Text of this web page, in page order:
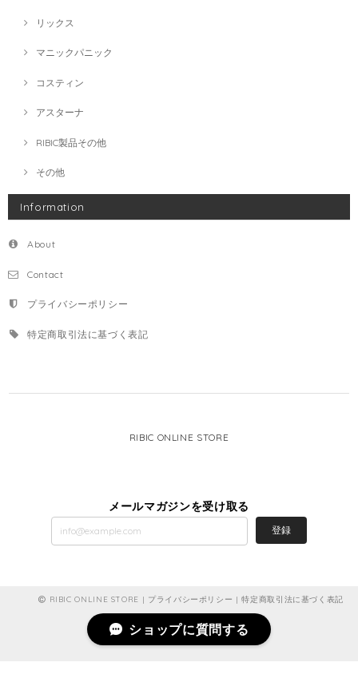
リックス
マニックパニック
コスティン
アスターナ
RIBIC製品その他
その他
Information
About
Contact
プライバシーポリシー
特定商取引法に基づく表記
RIBIC ONLINE STORE
メールマガジンを受け取る
登録
RIBIC ONLINE STORE | プライバシーポリシー |特定商取引法に基づく表記
ショップに質問する